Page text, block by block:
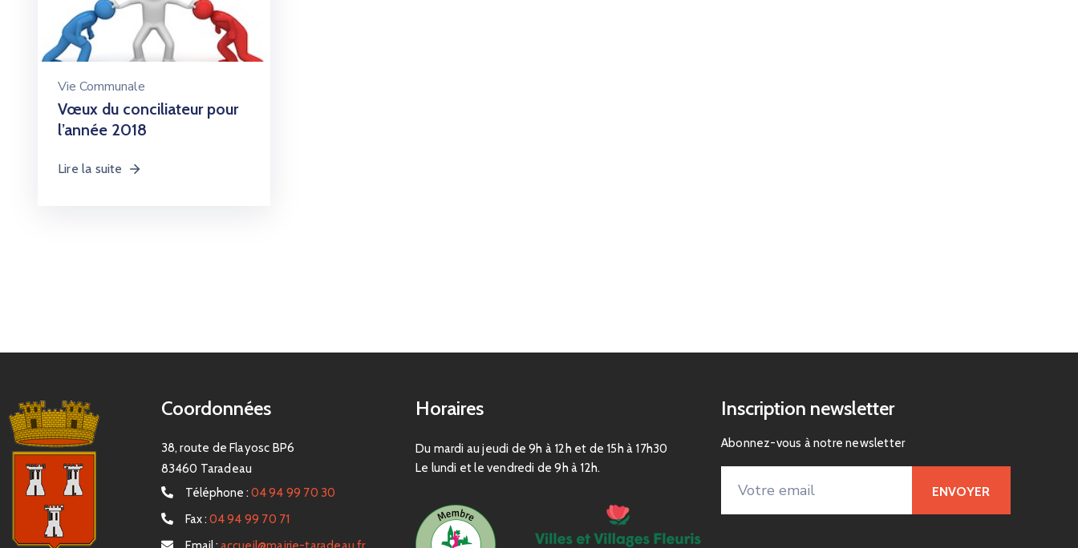
Vie Communale
Vœux du conciliateur pour
l’année 2018
Lire la suite
Coordonnées
38, route de Flayosc BP6
83460 Taradeau
Téléphone : 04 94 99 70 30
Fax : 04 94 99 70 71
Horaires
Du mardi au jeudi de 9h à 12h et de 15h à 17h30
Le lundi et le vendredi de 9h à 12h.
Inscription newsletter
Abonnez-vous à notre newsletter